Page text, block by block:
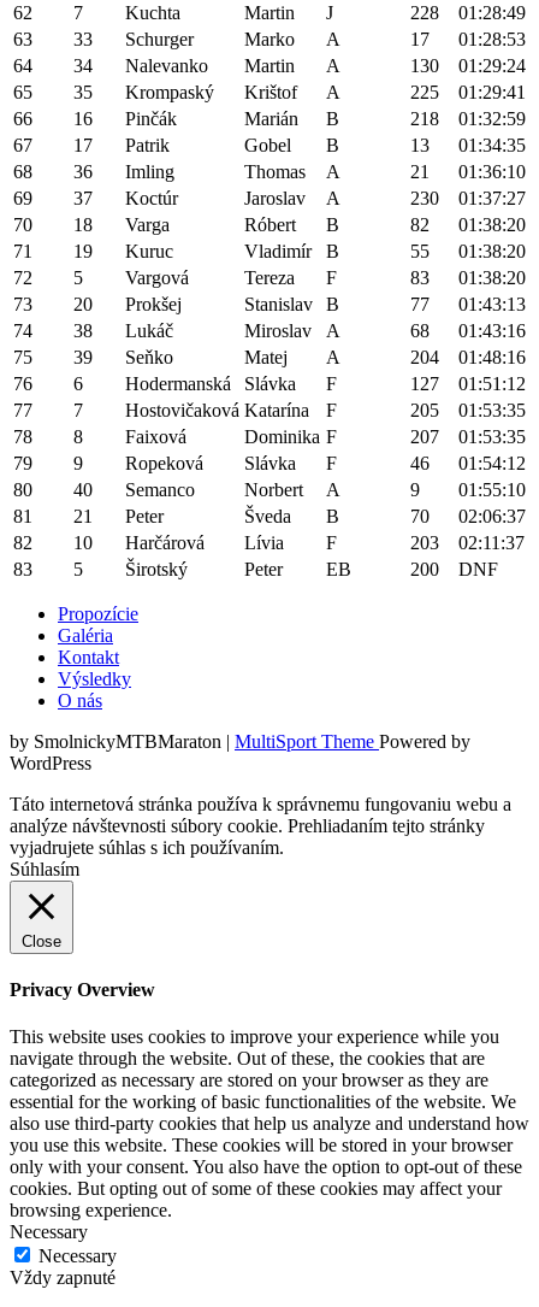
62 7 Kuchta Martin J 228
01:28:49
63
33 Schurger Marko A 17
01:28:53
64
34 Nalevanko Martin A 130
01:29:24
65
35 Krompaský Krištof A 225
01:29:41
66
16 Pinčák Marián B 218
01:32:59
67
17 Patrik Gobel B 13
01:34:35
68
36 Imling Thomas A 21
01:36:10
69
37 Koctúr Jaroslav A 230
01:37:27
70
18 Varga Róbert B 82
01:38:20
71
19 Kuruc Vladimír B 55
01:38:20
72
5 Vargová Tereza F 83
01:38:20
73
20 Prokšej Stanislav B 77
01:43:13
74
38 Lukáč Miroslav A 68
01:43:16
75
39 Seňko Matej A 204
01:48:16
76
6 Hodermanská Slávka F 127
01:51:12
77
7 Hostovičaková Katarína F 205
01:53:35
78
8 Faixová Dominika F 207
01:53:35
79
9 Ropeková Slávka F 46
01:54:12
80
40 Semanco Norbert A 9
01:55:10
81
21 Peter Šveda B 70
02:06:37
82
10 Harčárová Lívia F 203
02:11:37
83
5 Širotský Peter EB 200 DNF
Propozície
Galéria
Kontakt
Výsledky
O nás
by SmolnickyMTBMaraton | MultiSport Theme Powered by
WordPress
Táto internetová stránka používa k správnemu fungovaniu webu a
analýze návštevnosti súbory cookie. Prehliadaním tejto stránky
vyjadrujete súhlas s ich používaním.
Súhlasím
Close
Privacy Overview
This website uses cookies to improve your experience while you
navigate through the website. Out of these, the cookies that are
categorized as necessary are stored on your browser as they are
essential for the working of basic functionalities of the website. We
also use third-party cookies that help us analyze and understand how
you use this website. These cookies will be stored in your browser
only with your consent. You also have the option to opt-out of these
cookies. But opting out of some of these cookies may affect your
browsing experience.
Necessary
Necessary
Vždy zapnuté